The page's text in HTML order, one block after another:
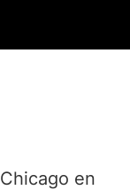
en